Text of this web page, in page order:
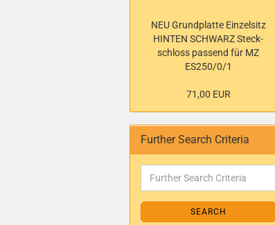
NEU Grund­plat­te Ein­zel­sitz
HIN­TEN SCHWARZ Steck­
schloss pas­send für MZ
ES250/0/1
71,00 EUR
Further Search Criteria
SEARCH